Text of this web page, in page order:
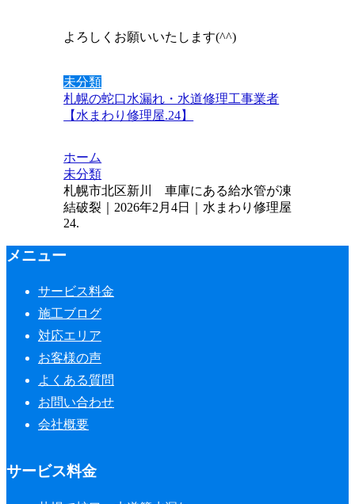
よろしくお願いいたします(^^)
未分類
札幌の蛇口水漏れ・水道修理工事業者
【水まわり修理屋.24】
ホーム
未分類
札幌市北区新川 車庫にある給水管が凍
結破裂｜2026年2月4日｜水まわり修理屋
24.
メニュー
サービス料金
施工ブログ
対応エリア
お客様の声
よくある質問
お問い合わせ
会社概要
サービス料金